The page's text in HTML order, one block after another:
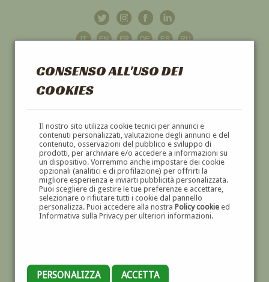
CONSENSO ALL'USO DEI
COOKIES
Il nostro sito utilizza cookie tecnici per annunci e
contenuti personalizzati, valutazione degli annunci e del
contenuto, osservazioni del pubblico e sviluppo di
prodotti, per archiviare e/o accedere a informazioni su
un dispositivo. Vorremmo anche impostare dei cookie
opzionali (analitici e di profilazione) per offrirti la
migliore esperienza e inviarti pubblicità personalizzata.
Puoi scegliere di gestire le tue preferenze e accettare,
selezionare o rifiutare tutti i cookie dal pannello
personalizza. Puoi accedere alla nostra Policy cookieed
Informativa sulla Privacy per ulteriori informazioni.
PERSONALIZZA ACCETTA
GALLERIAD'ARTE
DIPINTI E SCULTURE '800 E '900